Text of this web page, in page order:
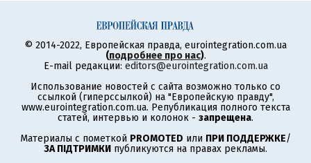
© 2014-2022, Европейская правда, eurointegration.com.ua
(подробнее про нас).
E-mail редакции: editors@eurointegration.com.ua
Использование новостей с сайта возможно только со
ссылкой (гиперссылкой) на "Европейскую правду",
www.eurointegration.com.ua. Републикация полного текста
статей, интервью и колонок - запрещена.
Материалы с пометкой PROMOTED или ПРИ ПОДДЕРЖКЕ/
ЗА ПІДТРИМКИ публикуются на правах рекламы.